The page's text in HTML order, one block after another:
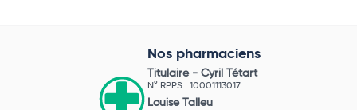
Nos pharmaciens
Titulaire - Cyril Tétart
N° RPPS : 10001113017
Louise Talleu